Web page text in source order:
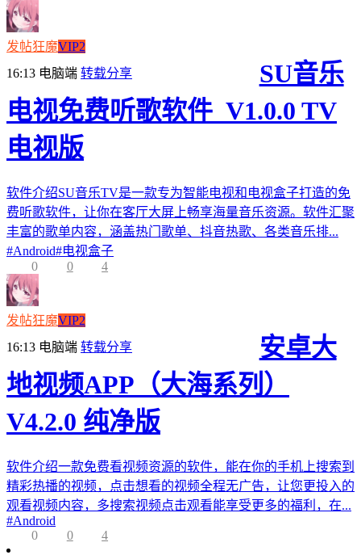
发帖狂魔VIP2
16:13 电脑端 转载分享
SU音乐
电视免费听歌软件_V1.0.0 TV
电视版
软件介绍SU音乐TV是一款专为智能电视和电视盒子打造的免
费听歌软件，让你在客厅大屏上畅享海量音乐资源。软件汇聚
丰富的歌单内容，涵盖热门歌单、抖音热歌、各类音乐排...
#Android#电视盒子
0
0 4
发帖狂魔VIP2
16:13 电脑端 转载分享
安卓大
地视频APP（大海系列）
V4.2.0 纯净版
软件介绍一款免费看视频资源的软件，能在你的手机上搜索到
精彩热播的视频，点击想看的视频全程无广告，让您更投入的
观看视频内容，多搜索视频点击观看能享受更多的福利，在...
#Android
0
0 4